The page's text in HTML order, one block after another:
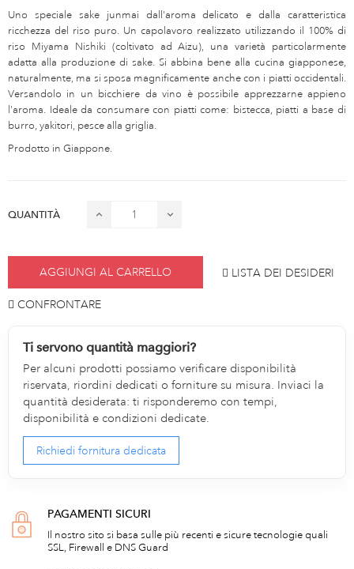
Uno speciale sake junmai dall'aroma delicato e dalla caratteristica
ricchezza del riso puro. Un capolavoro realizzato utilizzando il 100% di
riso Miyama Nishiki (coltivato ad Aizu), una varietà particolarmente
adatta alla produzione di sake. Si abbina bene alla cucina giapponese,
naturalmente, ma si sposa magnificamente anche con i piatti occidentali.
Versandolo in un bicchiere da vino è possibile apprezzarne appieno
l'aroma. Ideale da consumare con piatti come: bistecca, piatti a base di
burro, yakitori, pesce alla griglia.
Prodotto in Giappone.
QUANTITÀ
AGGIUNGI AL CARRELLO LISTA DEI DESIDERI
CONFRONTARE
Ti servono quantità maggiori?
Per alcuni prodotti possiamo verificare disponibilità
riservata, riordini dedicati o forniture su misura. Inviaci la
quantità desiderata: ti risponderemo con tempi,
disponibilità e condizioni dedicate.
Richiedi fornitura dedicata
PAGAMENTI SICURI
Il nostro sito si basa sulle più recenti e sicure tecnologie quali
SSL, Firewall e DNS Guard